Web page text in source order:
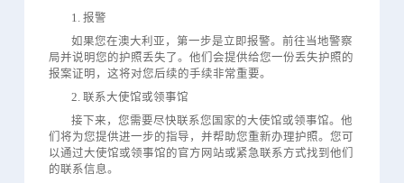
1. 报警
如果您在澳大利亚，第一步是立即报警。前往当地警察
局并说明您的护照丢失了。他们会提供给您一份丢失护照的
报案证明，这将对您后续的手续非常重要。
2. 联系大使馆或领事馆
接下来，您需要尽快联系您国家的大使馆或领事馆。他
们将为您提供进一步的指导，并帮助您重新办理护照。您可
以通过大使馆或领事馆的官方网站或紧急联系方式找到他们
的联系信息。